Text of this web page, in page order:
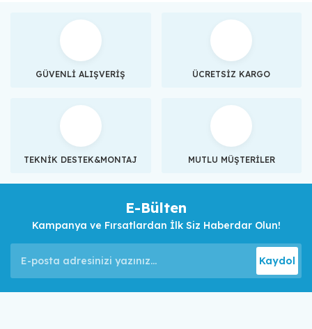
GÜVENLİ ALIŞVERİŞ ÜCRETSİZ KARGO
TEKNİK DESTEK&MONTAJ MUTLU MÜŞTERİLER
E-Bülten
Kampanya ve Fırsatlardan İlk Siz Haberdar Olun!
Kaydol